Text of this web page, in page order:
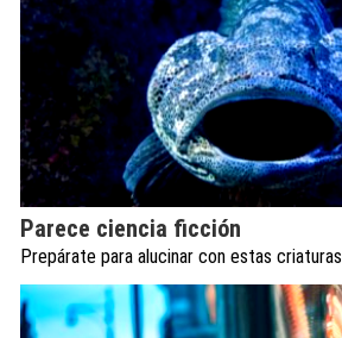
Parece ciencia ficción
Prepárate para alucinar con estas criaturas